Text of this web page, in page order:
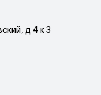
ближе и понятнее.
мастер-классов,
д 4 к 3